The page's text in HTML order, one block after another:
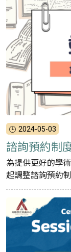
2024-05-03
諮詢預約制
為提供更好的學
起調整諮詢預約